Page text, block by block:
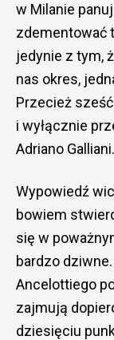
w Milanie
zdementować
jedynie z tym,
nas okres,
Przecież
i wyłącznie
Adriano Galliani.
Wypowiedź
bowiem
się w
bardzo
Ancelottiego
zajmują
dziesięciu